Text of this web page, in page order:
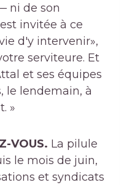
ni de son
invitée à ce
d'y intervenir»,
serviteure. Et
et ses équipes
le lendemain, à
»
VOUS. La pilule
le mois de juin,
et syndicats